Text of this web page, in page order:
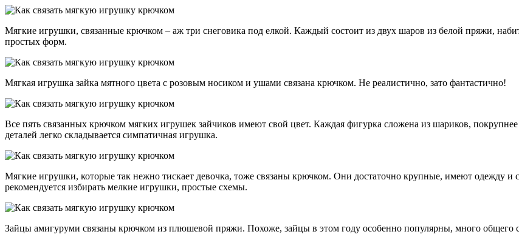
Мягкие игрушки, связанные крючком – аж три снеговика под елкой. Каждый состоит из двух шаров из белой пряжи,
простых форм.
Мягкая игрушка зайка мятного цвета с розовым носиком и ушами связана крючком. Не реалистично, зато фантастично!
Все пять связанных крючком мягких игрушек зайчиков имеют свой цвет. Каждая фигурка сложена из шариков,
деталей легко складывается симпатичная игрушка.
Мягкие игрушки, которые так нежно тискает девочка, тоже связаны крючком. Они достаточно крупные, имеют одежду
рекомендуется избирать мелкие игрушки, простые схемы.
Зайцы амигуруми связаны крючком из плюшевой пряжи. Похоже, зайцы в этом году особенно популярны, много общего